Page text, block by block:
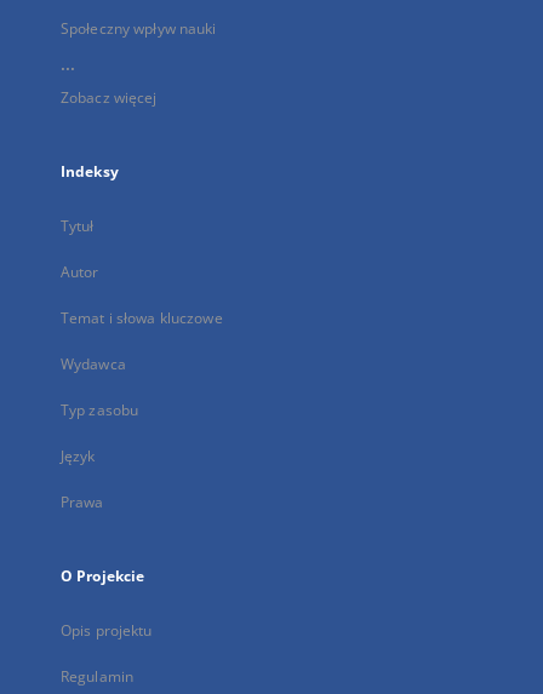
Społeczny wpływ nauki
...
Zobacz więcej
Indeksy
Tytuł
Autor
Temat i słowa kluczowe
Wydawca
Typ zasobu
Język
Prawa
O Projekcie
Opis projektu
Regulamin